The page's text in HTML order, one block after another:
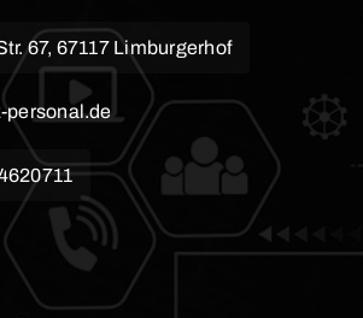
67, 67117 Limburgerhof
personal.de